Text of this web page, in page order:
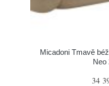
Micadoni Tmavě
Neo
34